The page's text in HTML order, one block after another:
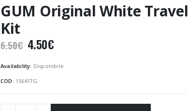
GUM Original White Travel
Kit
6.50€ Il
prezzo
originale
era:
6.50€.
4.50€Il
attuale
4.50€.
Availability: Disponibile
COD: 156KITG